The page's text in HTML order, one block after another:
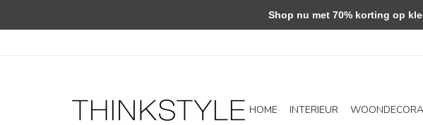
HOME INTERIEUR
Shop nu met 70% korting op